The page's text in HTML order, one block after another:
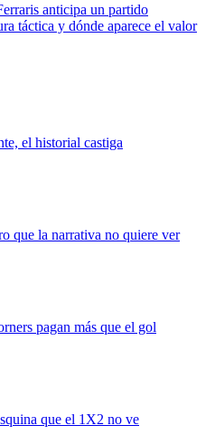
anticipa un partido
táctica y dónde aparece el valor
el historial castiga
que la narrativa no quiere ver
pagan más que el gol
que el 1X2 no ve